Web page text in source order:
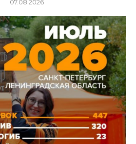
07.08.2026